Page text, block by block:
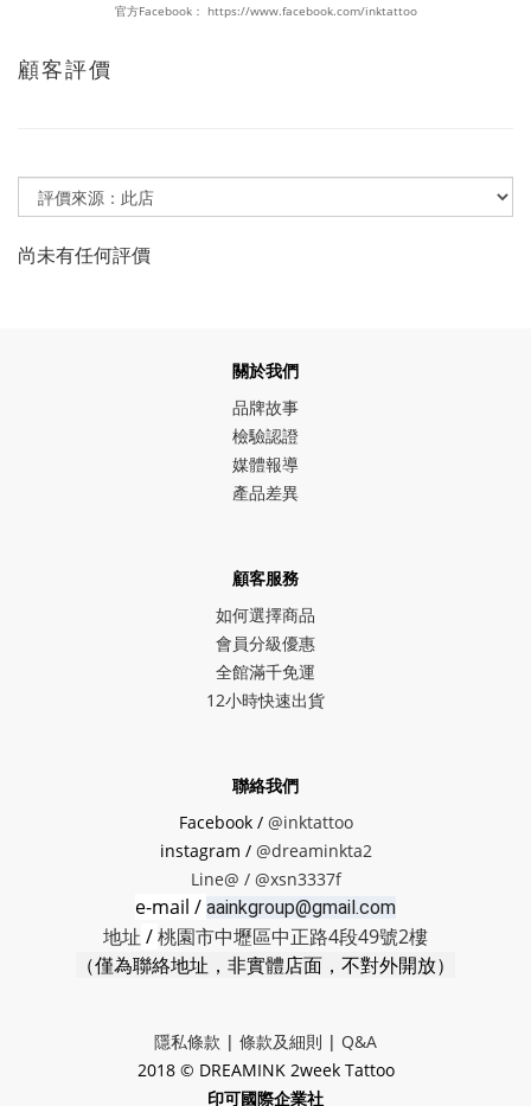
官方Facebook： https://www.facebook.com/inktattoo
顧客評價
尚未有任何評價
關於我們
品牌故事
檢驗認證
媒體報導
產品差異
顧客服務
如何選擇商品
會員分級優惠
全館滿千免運
12小時快速出貨
聯絡我們
Facebook / @inktattoo
instagram / @dreaminkta2
Line@ / @xsn3337f
e-mail / aainkgroup@gmail.com
地址 /桃園市中壢區中正路4段49號2樓
（僅為聯絡地址，非實體店面，不對外開放）
隱私條款 | 條款及細則 | Q&A
2018 © DREAMINK 2week Tattoo
印可國際企業社